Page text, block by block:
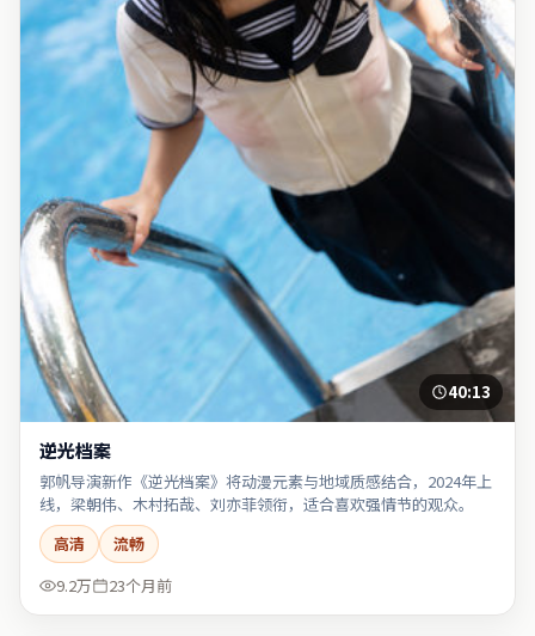
40:13
逆光档案
郭帆导演新作《逆光档案》将动漫元素与地域质感结合，2024年上
线，梁朝伟、木村拓哉、刘亦菲领衔，适合喜欢强情节的观众。
高清
流畅
9.2万
23个月前